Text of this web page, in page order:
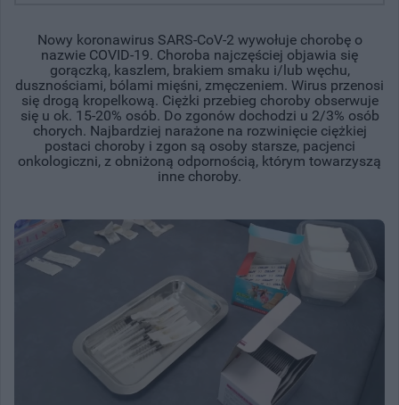
Nowy koronawirus SARS-CoV-2 wywołuje chorobę o
nazwie COVID-19. Choroba najczęściej objawia się
gorączką, kaszlem, brakiem smaku i/lub węchu,
dusznościami, bólami mięśni, zmęczeniem. Wirus przenosi
się drogą kropelkową. Ciężki przebieg choroby obserwuje
się u ok. 15-20% osób. Do zgonów dochodzi u 2/3% osób
chorych. Najbardziej narażone na rozwinięcie ciężkiej
postaci choroby i zgon są osoby starsze, pacjenci
onkologiczni, z obniżoną odpornością, którym towarzyszą
inne choroby.